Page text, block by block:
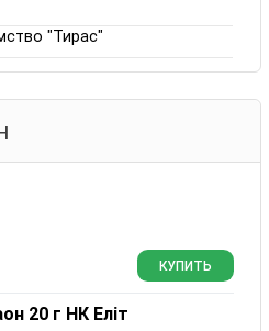
"Тирас"
КУПИТЬ
20 г НК Еліт